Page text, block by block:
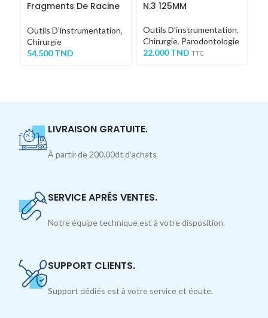
Fragments De Racine
Outils D'instrumentation,
Chirurgie
54.500TND
N.3 125MM
Outils D'instrumentation,
Chirurgie, Parodontologie
22.000TND TTC
LIVRAISON GRATUITE.
À partir de 200.00dt d'achats
SERVICE APRÉS VENTES.
Notre équipe technique est à votre disposition.
SUPPORT CLIENTS.
Support dédiés est à votre service et éoute.